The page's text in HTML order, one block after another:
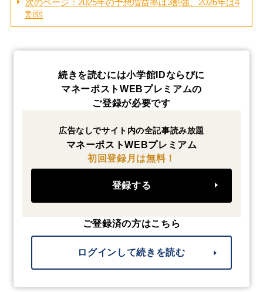
次のページ：2025年の予想増益率は3割強、2026年は4
割弱
続きを読むには小学館IDならびに
マネーポストWEBプレミアムの
ご登録が必要です
広告なしでサイト内の全記事読み放題
マネーポストWEBプレミアム
初回登録月は無料！
登録する
ご登録済の方はこちら
ログインして続きを読む